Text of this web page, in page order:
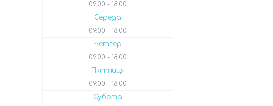
09:00 18:00
Середа
09:00 18:00
Четвер
09:00 18:00
Пʼятниця
09:00 18:00
Субота